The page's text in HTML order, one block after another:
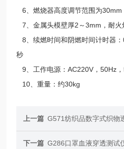
6、燃烧器高度调节范围为30mm
7、金属头模壁厚2～3mm，耐火
8、续燃时间和阴燃时间计时器
秒
9、工作电源：AC220V，50Hz
10、重量：约30kg
上一篇 G571纺织品数字式织物
下一篇 G286口罩血液穿透测试仪